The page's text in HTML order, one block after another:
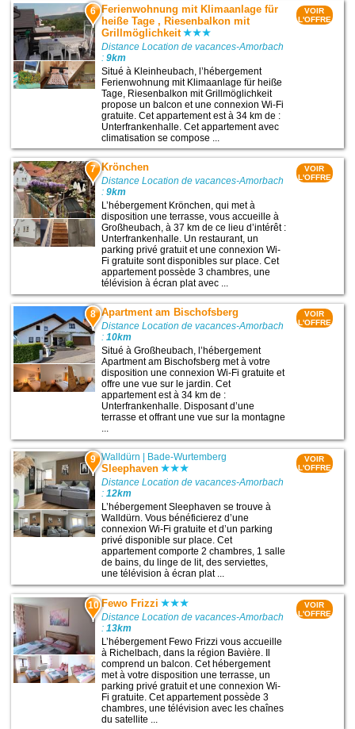
6 Ferienwohnung mit Klimaanlage für
heiße Tage , Riesenbalkon mit
Grillmöglichkeit
Distance Location de vacances-Amorbach
:9km
Situé à Kleinheubach, l’hébergement
Ferienwohnung mit Klimaanlage für heiße
Tage, Riesenbalkon mit Grillmöglichkeit
propose un balcon et une connexion Wi-Fi
gratuite. Cet appartement est à 34 km de :
Unterfrankenhalle. Cet appartement avec
climatisation se compose ...
VOIR
L'OFFRE
7 Krönchen
Distance Location de vacances-Amorbach
:9km
L’hébergement Krönchen, qui met à
disposition une terrasse, vous accueille à
Großheubach, à 37 km de ce lieu d’intérêt :
Unterfrankenhalle. Un restaurant, un
parking privé gratuit et une connexion Wi-
Fi gratuite sont disponibles sur place. Cet
appartement possède 3 chambres, une
télévision à écran plat avec ...
VOIR
L'OFFRE
8 Apartment am Bischofsberg
Distance Location de vacances-Amorbach
:10km
Situé à Großheubach, l’hébergement
Apartment am Bischofsberg met à votre
disposition une connexion Wi-Fi gratuite et
offre une vue sur le jardin. Cet
appartement est à 34 km de :
Unterfrankenhalle. Disposant d’une
terrasse et offrant une vue sur la montagne
...
VOIR
L'OFFRE
9 Walldürn Bade-Wurtemberg
Sleephaven
Distance Location de vacances-Amorbach
:12km
L’hébergement Sleephaven se trouve à
Walldürn. Vous bénéficierez d’une
connexion Wi-Fi gratuite et d’un parking
privé disponible sur place. Cet
appartement comporte 2 chambres, 1 salle
de bains, du linge de lit, des serviettes,
une télévision à écran plat ...
VOIR
L'OFFRE
10 Fewo Frizzi
Distance Location de vacances-Amorbach
:13km
L’hébergement Fewo Frizzi vous accueille
à Richelbach, dans la région Bavière. Il
comprend un balcon. Cet hébergement
met à votre disposition une terrasse, un
parking privé gratuit et une connexion Wi-
Fi gratuite. Cet appartement possède 3
chambres, une télévision avec les chaînes
du satellite ...
VOIR
L'OFFRE